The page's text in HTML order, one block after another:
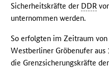
Sicherheitskräfte der DDR
unternommen werden.
So erfolgten im Zeitraum
Westberliner Gröbenufer aus
die Grenzsicherungskräfte der